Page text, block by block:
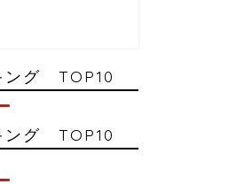
ング TOP10
ング TOP10